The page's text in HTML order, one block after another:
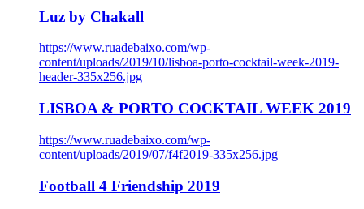
Luz by Chakall
https://www.ruadebaixo.com/wp-
content/uploads/2019/10/lisboa-porto-cocktail-week-2019-
header-335x256.jpg
LISBOA & PORTO COCKTAIL WEEK 2019
https://www.ruadebaixo.com/wp-
content/uploads/2019/07/f4f2019-335x256.jpg
Football 4 Friendship 2019